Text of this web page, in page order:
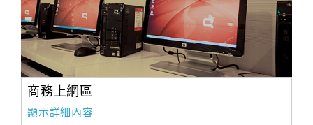
商務上網區
顯示詳細內容